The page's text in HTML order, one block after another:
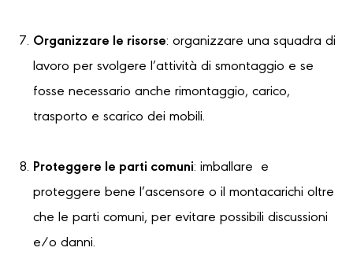
Organizzare le risorse: organizzare una squadra di
lavoro per svolgere l’attività di smontaggio e se
fosse necessario anche rimontaggio, carico,
trasporto e scarico dei mobili.
Proteggere le parti comuni: imballare e
proteggere bene l’ascensore o il montacarichi oltre
che le parti comuni, per evitare possibili discussioni
e/o danni.